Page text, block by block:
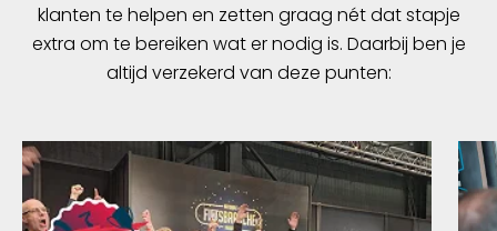
klanten te helpen en zetten graag nét dat stapje
extra om te bereiken wat er nodig is. Daarbij ben je
altijd verzekerd van deze punten: